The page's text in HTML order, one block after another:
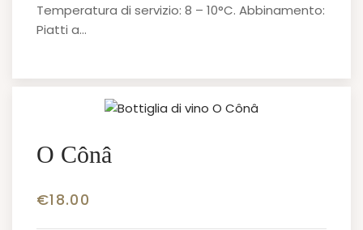
Temperatura di servizio: 8 – 10°C. Abbinamento:
Piatti a…
O Cônâ
€18.00